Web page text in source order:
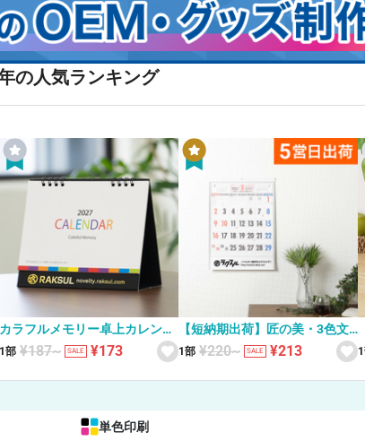
の人気ランキング
カラフルメモリー卓上カレンダ
ー V010057
1部 ¥187~ SALE ¥173
【短納期出荷】匠の美・3色文
字月表 壁掛けカレンダー YG-
46
1部 ¥220~ SALE ¥213
単色印刷